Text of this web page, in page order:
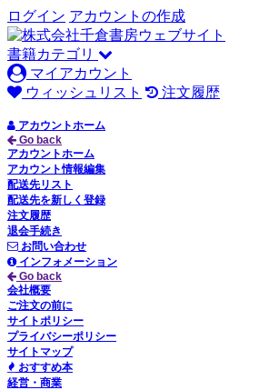
ログイン アカウントの作成
書籍カテゴリ
マイアカウント
ウィッシュリスト
注文履歴
アカウントホーム
Go back
アカウントホーム
アカウント情報編集
配送先リスト
配送先を新しく登録
注文履歴
退会手続き
お問い合わせ
インフォメーション
Go back
会社概要
ご注文の前に
サイトポリシー
プライバシーポリシー
サイトマップ
おすすめ本
経営・商業